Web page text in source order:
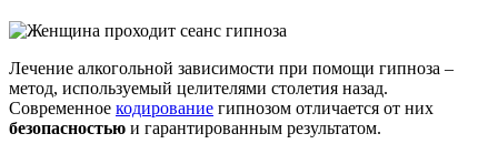
Лечение алкогольной зависимости при помощи гипноза –
метод, используемый целителями столетия назад.
Современное кодирование гипнозом отличается от них
безопасностью и гарантированным результатом.